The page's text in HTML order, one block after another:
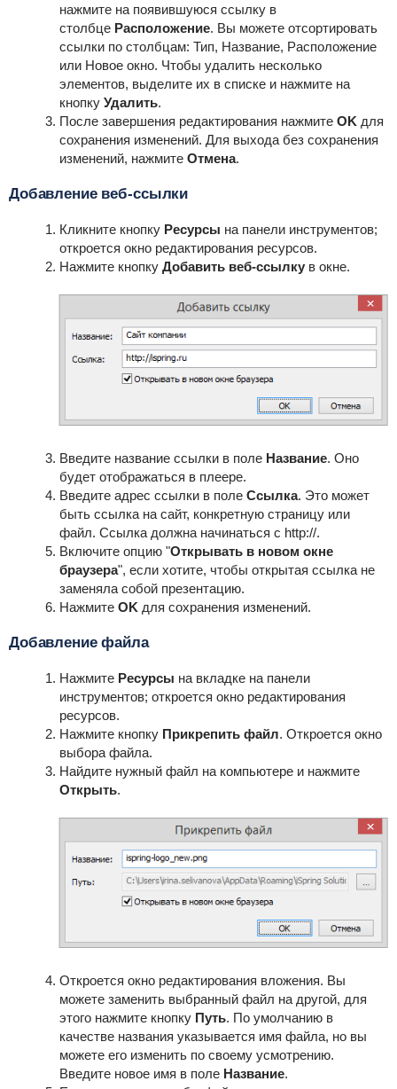
нажмите на появившуюся ссылку в
столбце Расположение. Вы можете отсортировать
ссылки по столбцам: Тип, Название, Расположение
или Новое окно. Чтобы удалить несколько
элементов, выделите их в списке и нажмите на
кнопку Удалить.
После завершения редактирования нажмите OK для
сохранения изменений. Для выхода без сохранения
изменений, нажмите Отмена.
Добавление веб-ссылки
Кликните кнопку Ресурсы на панели инструментов;
откроется окно редактирования ресурсов.
Нажмите кнопку Добавить веб-ссылкув окне.
Введите название ссылки в поле Название. Оно
будет отображаться в плеере.
Введите адрес ссылки в поле Ссылка. Это может
быть ссылка на сайт, конкретную страницу или
файл. Ссылка должна начинаться с http://.
Включите опцию "Открывать в новом окне
браузера", если хотите, чтобы открытая ссылка не
заменяла собой презентацию.
Нажмите OK для сохранения изменений.
Добавление файла
Нажмите Ресурсы на вкладке на панели
инструментов; откроется окно редактирования
ресурсов.
Нажмите кнопку Прикрепить файл. Откроется окно
выбора файла.
Найдите нужный файл на компьютере и нажмите
Открыть.
Откроется окно редактирования вложения. Вы
можете заменить выбранный файл на другой, для
этого нажмите кнопку Путь. По умолчанию в
качестве названия указывается имя файла, но вы
можете его изменить по своему усмотрению.
Введите новое имя в поле Название.